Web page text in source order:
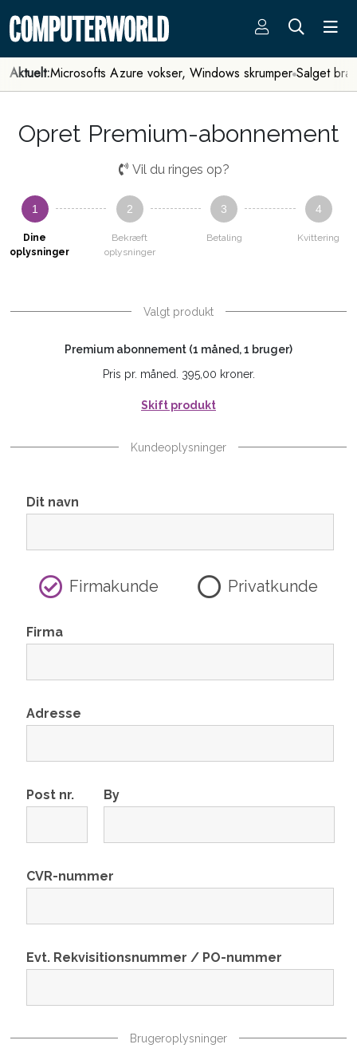
Aktuelt:Microsofts Azure vokser, Windows skrumper Salget
Opret Premium-abonnement
Vil du ringes op?
1
Dine
oplysninger
2
Bekræft
oplysninger
3
Betaling
4
Kvittering
Valgt produkt
Premium abonnement (1 måned, 1 bruger)
Pris pr. måned. 395,00 kroner.
Skift produkt
Kundeoplysninger
Dit navn
Firmakunde Privatkunde
Firma
Adresse
Post nr. By
CVR-nummer
Evt. Rekvisitionsnummer / PO-nummer
Brugeroplysninger